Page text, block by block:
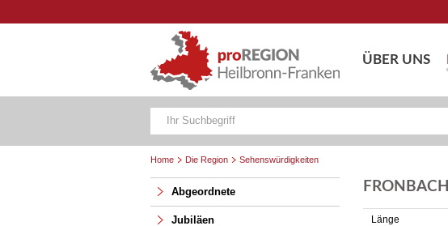
ÜBER UNS
Home Die Region Sehenswürdigkeiten
Abgeordnete
Jubiläen
FRONBACH
Länge